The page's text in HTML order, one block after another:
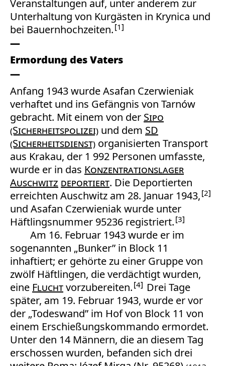
Veranstaltungen auf, unter anderem zur
Unterhaltung von Kurgästen in Krynica und
bei Bauernhochzeiten. 1
Ermordung des Vaters
Anfang 1943 wurde Asafan Czerwieniak
verhaftet und ins Gefängnis von Tarnów
gebracht. Mit einem von der Sipo
(Sicherheitspolizei) und dem SD
(Sicherheitsdienst) organisierten Transport
aus Krakau, der 1 992 Personen umfasste,
wurde er in das Konzentrationslager
Auschwitz deportiert. Die Deportierten
erreichten Auschwitz am 28. Januar 1943, 2
und Asafan Czerwieniak wurde unter
Häftlingsnummer 95236 registriert. 3
Am 16. Februar 1943 wurde er im
sogenannten „Bunker” in Block 11
inhaftiert; er gehörte zu einer Gruppe von
zwölf Häftlingen, die verdächtigt wurden,
eine Fluchtvorzubereiten. 4
Drei Tage
später, am 19. Februar 1943, wurde er vor
der „Todeswand” im Hof von Block 11 von
einem Erschießungskommando ermordet.
Unter den 14 Männern, die an diesem Tag
erschossen wurden, befanden sich drei